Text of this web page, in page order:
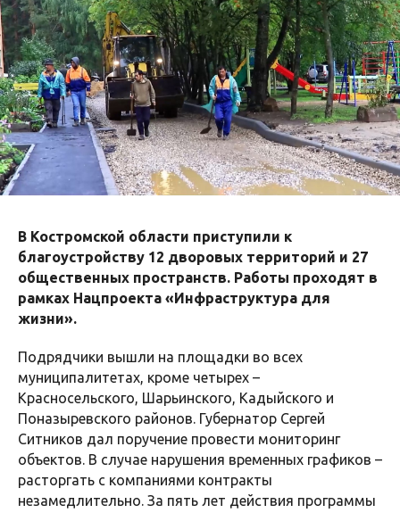
В Костромской области приступили к
благоустройству 12 дворовых территорий и 27
общественных пространств. Работы проходят в
рамках Нацпроекта «Инфраструктура для
жизни».
Подрядчики вышли на площадки во всех
муниципалитетах, кроме четырех –
Красносельского, Шарьинского, Кадыйского и
Поназыревского районов. Губернатор Сергей
Ситников дал поручение провести мониторинг
объектов. В случае нарушения временных графиков –
расторгать с компаниями контракты
незамедлительно. За пять лет действия программы